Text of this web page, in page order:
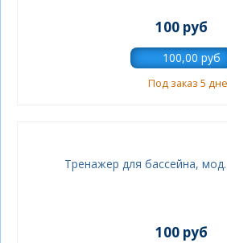
100 руб
Под заказ 5
Тренажер для бассейна,
100 руб